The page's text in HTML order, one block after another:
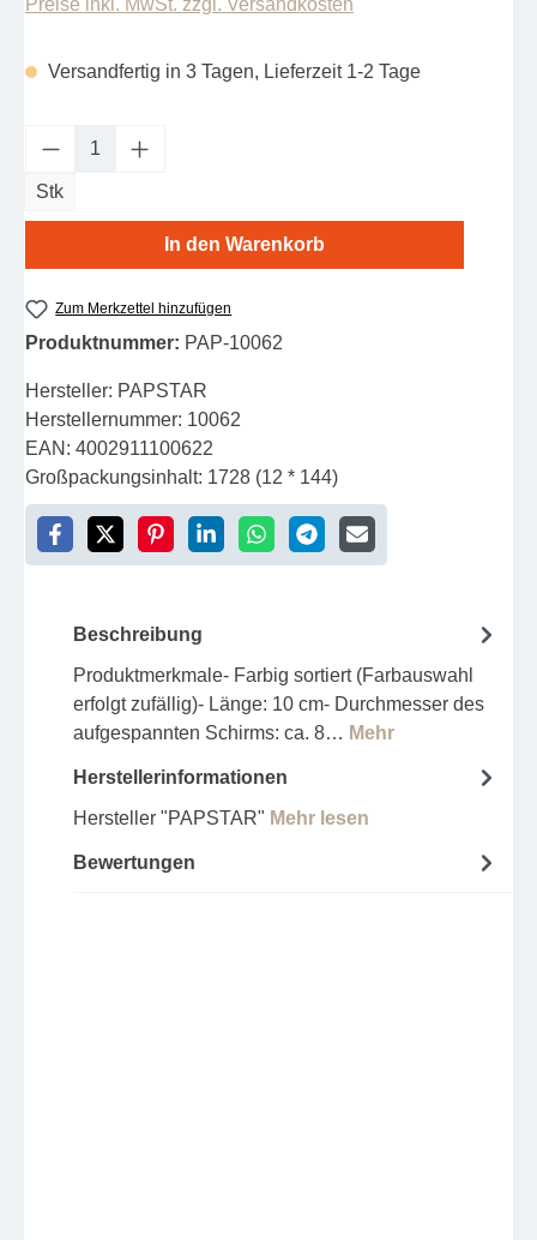
Versandfertig in 3 Tagen, Lieferzeit 1-2 Tage
Produkt Anzahl: Gib den gewünschten
Stk
In den Warenkorb
Zum Merkzettel hinzufügen
Produktnummer: PAP-10062
Hersteller: PAPSTAR
Herstellernummer: 10062
EAN: 4002911100622
Großpackungsinhalt: 1728 (12 * 144)
Beschreibung
Produktmerkmale- Farbig sortiert (Farbauswahl
erfolgt zufällig)- Länge: 10 cm- Durchmesser des
aufgespannten Schirms: ca. 8… Mehr
Herstellerinformationen
Hersteller "PAPSTAR" Mehr lesen
Bewertungen